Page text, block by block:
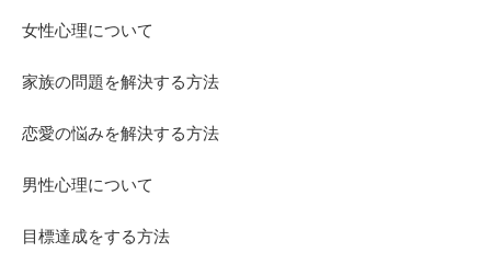
女性心理について
家族の問題を解決する方法
恋愛の悩みを解決する方法
男性心理について
目標達成をする方法